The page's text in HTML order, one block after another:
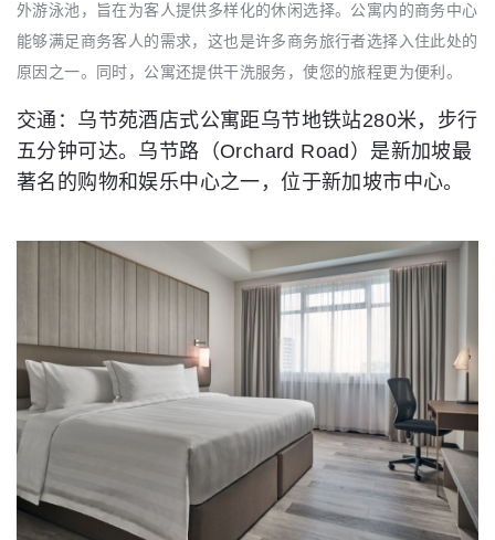
外游泳池，旨在为客人提供多样化的休闲选择。公寓内的商务中心
能够满足商务客人的需求，这也是许多商务旅行者选择入住此处的
原因之一。同时，公寓还提供干洗服务，使您的旅程更为便利。
交通：乌节苑酒店式公寓距乌节地铁站280米，步行
五分钟可达。乌节路（Orchard Road）是新加坡最
著名的购物和娱乐中心之一，位于新加坡市中心。